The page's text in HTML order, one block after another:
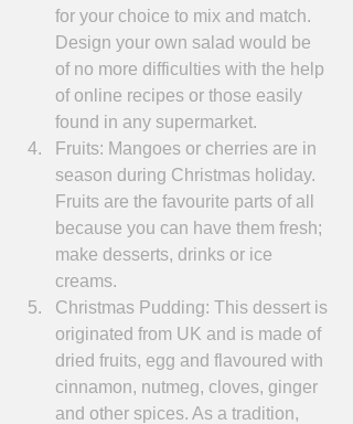
for your choice to mix and match.
Design your own salad would be
of no more difficulties with the help
of online recipes or those easily
found in any supermarket.
Fruits: Mangoes or cherries are in
season during Christmas holiday.
Fruits are the favourite parts of all
because you can have them fresh;
make desserts, drinks or ice
creams.
Christmas Pudding: This dessert is
originated from UK and is made of
dried fruits, egg and flavoured with
cinnamon, nutmeg, cloves, ginger
and other spices. As a tradition,